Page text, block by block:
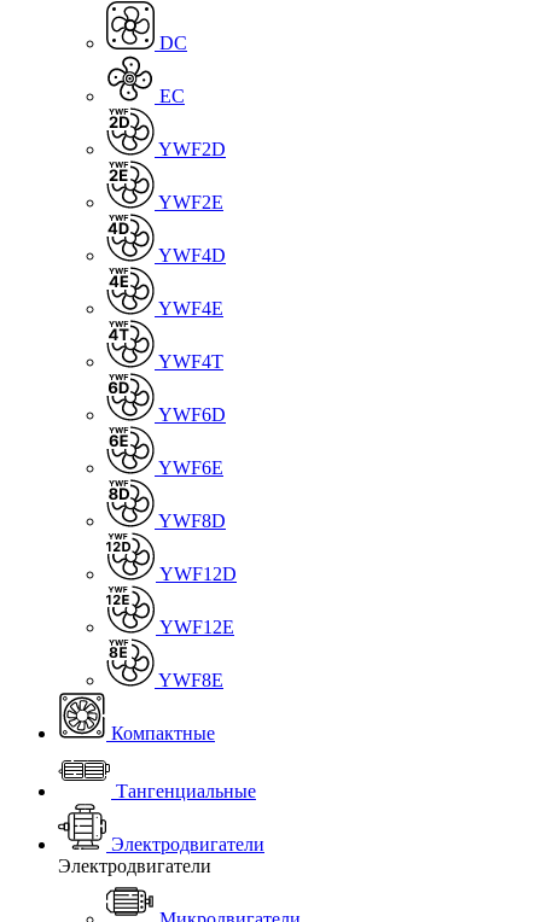
DC
EC
YWF2D
YWF2E
YWF4D
YWF4E
YWF4T
YWF6D
YWF6E
YWF8D
YWF12D
YWF12E
YWF8E
Компактные
Тангенциальные
Электродвигатели
Электродвигатели